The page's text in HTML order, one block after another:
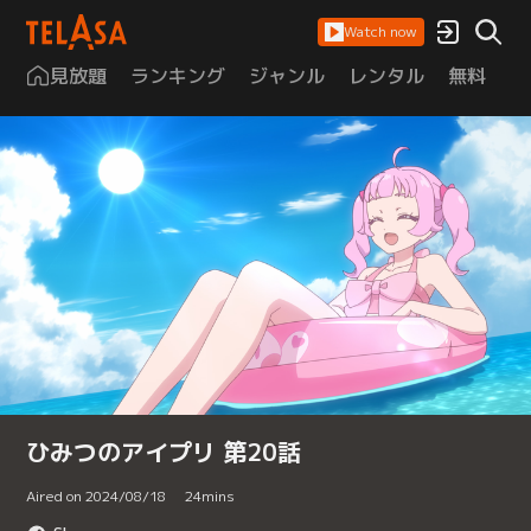
Watch now
見放題 ランキング ジャンル レンタル 無料
ひみつのアイプリ 第20話
Aired on 2024/08/18 24mins